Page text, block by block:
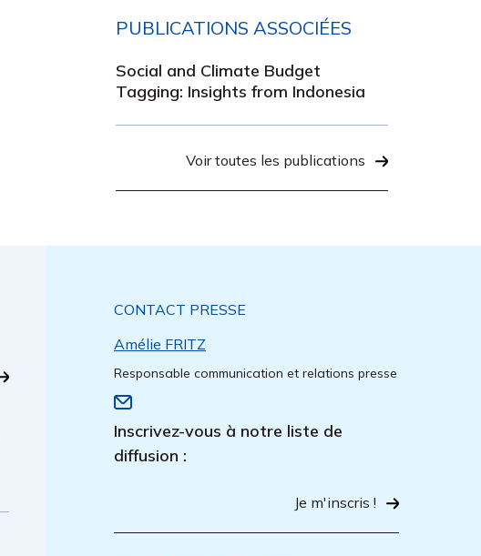
PUBLICATIONS ASSOCIÉES
Social and Climate Budget
Tagging: Insights from Indonesia
Voir toutes les publications
CONTACT PRESSE
Amélie FRITZ
Responsable communication et relations presse
Inscrivez-vous à notre liste de
diffusion :
Je m'inscris !